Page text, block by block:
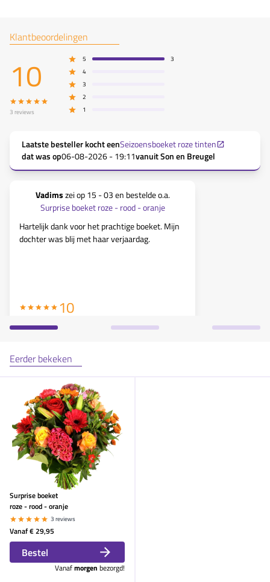
Klantbeoordelingen
10
3 reviews
5
3
4
3
2
1
Laatste besteller kocht eenSeizoensboeket roze tinten
dat was op06-08-2026 - 19:11vanuitSon en Breugel
Vadimszei op15 - 03en bestelde o.a.
Surprise boeket roze - rood - oranje
Hartelijk dank voor het prachtige boeket. Mijn
dochter was blij met haar verjaardag.
10
Eerder bekeken
Surprise boeket
roze - rood - oranje
3 reviews
Vanaf€ 29,95
Bestel
Vanafmorgen bezorgd!